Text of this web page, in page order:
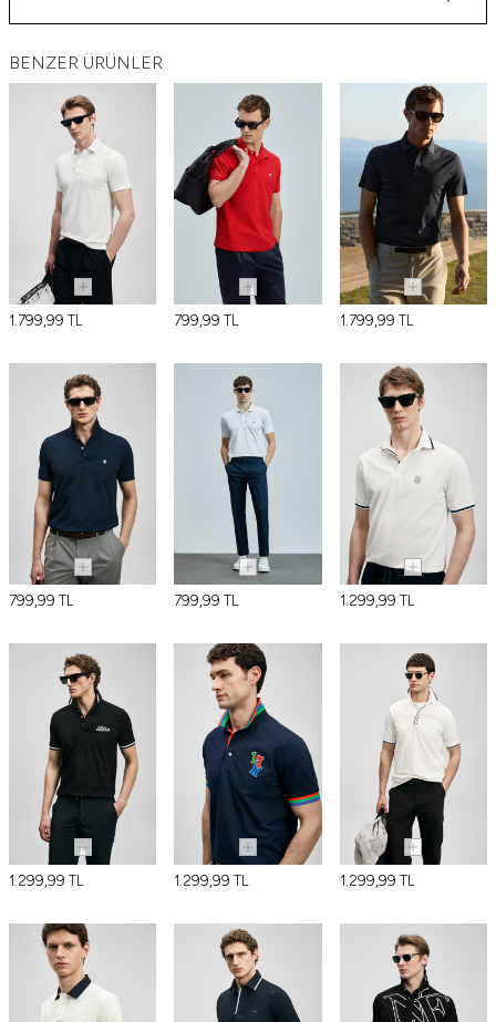
BENZER ÜRÜNLER
1.799,99 TL 799,99 TL 1.799,99 TL
799,99 TL 799,99 TL 1.299,99 TL
1.299,99 TL 1.299,99 TL 1.299,99 TL